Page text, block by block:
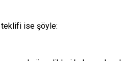
teklifi ise şöyle: